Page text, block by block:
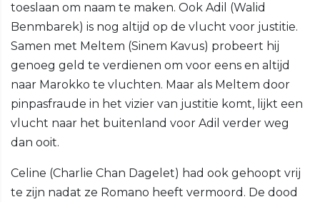
toeslaan om naam te maken. Ook Adil (Walid
Benmbarek) is nog altijd op de vlucht voor justitie.
Samen met Meltem (Sinem Kavus) probeert hij
genoeg geld te verdienen om voor eens en altijd
naar Marokko te vluchten. Maar als Meltem door
pinpasfraude in het vizier van justitie komt, lijkt een
vlucht naar het buitenland voor Adil verder weg
dan ooit.
Celine (Charlie Chan Dagelet) had ook gehoopt vrij
te zijn nadat ze Romano heeft vermoord. De dood